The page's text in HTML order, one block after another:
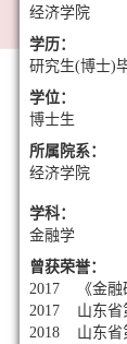
经济学院
学历：
研究生(博士)
学位：
博士生
所属院系：
经济学院
学科：
金融学
曾获荣誉：
2017 《金融
2017 山东省
2018 山东省